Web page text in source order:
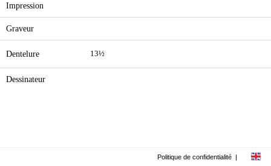
Impression
Graveur
Dentelure 13½
Dessinateur
Politique de confidentialité |